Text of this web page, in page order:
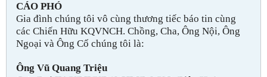
CÁO PHÓ
Gia đình chúng tôi vô cùng thương tiếc báo tin cùng
các Chiến Hữu KQVNCH. Chồng, Cha, Ông Nội, Ông
Ngoại và Ông Cố chúng tôi là:
Ông Vũ Quang Triệu